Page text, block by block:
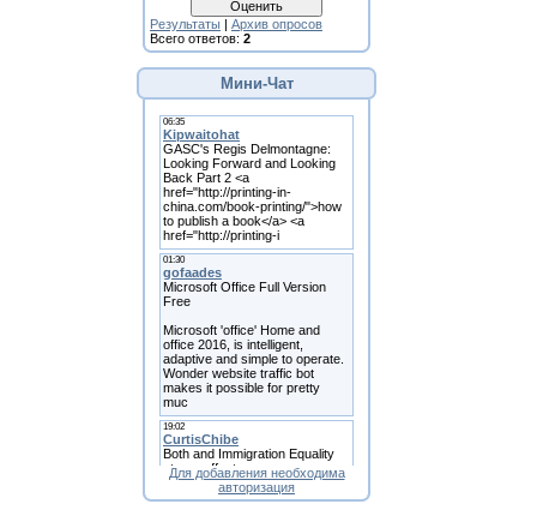
Результаты | Архив опросов
Всего ответов: 2
Мини-Чат
Для добавления необходима
авторизация